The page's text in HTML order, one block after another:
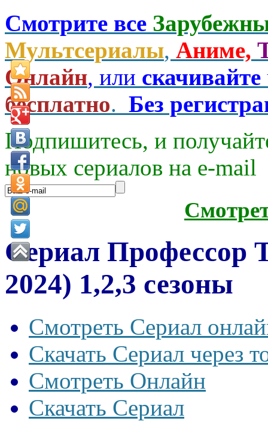
Смотрите все
Мультсериалы, Аниме,
Онлайн, или скачивайте
бесплатно. Без
Подпишитесь, и
новых сериалов на e-mаil
Сериал Профессор
2024) 1,2,3 сезоны
Смотреть Сериал
Скачать Сериал через
Смотреть Онлайн
Скачать Сериал